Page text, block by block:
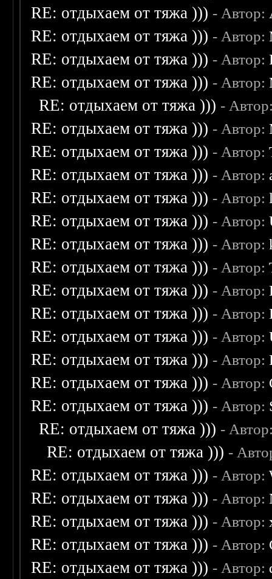
RE: отдыхаем от тяжа ))) - Автор:
RE: отдыхаем от тяжа ))) - Автор:
RE: отдыхаем от тяжа ))) - Автор:
RE: отдыхаем от тяжа ))) - Автор:
RE: отдыхаем от тяжа ))) -
RE: отдыхаем от тяжа ))) - Автор:
RE: отдыхаем от тяжа ))) - Автор:
RE: отдыхаем от тяжа ))) - Автор:
RE: отдыхаем от тяжа ))) - Автор:
RE: отдыхаем от тяжа ))) - Автор:
RE: отдыхаем от тяжа ))) - Автор:
RE: отдыхаем от тяжа ))) - Автор:
RE: отдыхаем от тяжа ))) - Автор:
RE: отдыхаем от тяжа ))) - Автор:
RE: отдыхаем от тяжа ))) - Автор:
RE: отдыхаем от тяжа ))) - Автор:
RE: отдыхаем от тяжа ))) - Автор:
RE: отдыхаем от тяжа ))) - Автор:
RE: отдыхаем от тяжа ))) -
RE: отдыхаем от тяжа ))) -
RE: отдыхаем от тяжа ))) - Автор:
RE: отдыхаем от тяжа ))) - Автор:
RE: отдыхаем от тяжа ))) - Автор:
RE: отдыхаем от тяжа ))) - Автор:
RE: отдыхаем от тяжа ))) - Автор: